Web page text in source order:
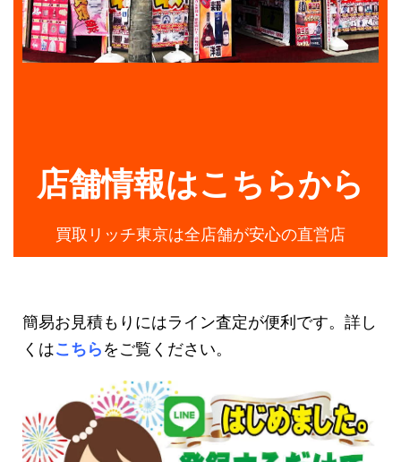
店舗情報はこちらから
買取リッチ東京は全店舗が安心の直営店
簡易お見積もりにはライン査定が便利です。詳し
くはこちらをご覧ください。